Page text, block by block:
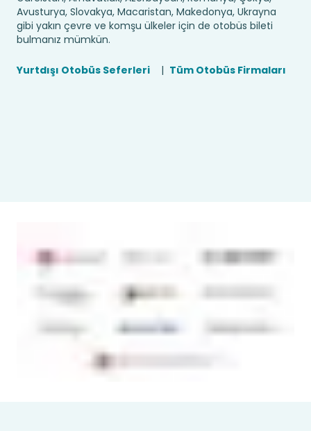
Avusturya, Slovakya, Macaristan, Makedonya, Ukrayna
gibi yakın çevre ve komşu ülkeler için de otobüs bileti
bulmanız mümkün.
Yurtdışı Otobüs Seferleri | Tüm Otobüs Firmaları